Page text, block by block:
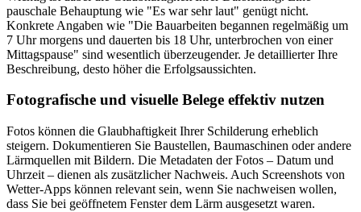
pauschale Behauptung wie "Es war sehr laut" genügt nicht.
Konkrete Angaben wie "Die Bauarbeiten begannen regelmäßig um
7 Uhr morgens und dauerten bis 18 Uhr, unterbrochen von einer
Mittagspause" sind wesentlich überzeugender. Je detaillierter Ihre
Beschreibung, desto höher die Erfolgsaussichten.
Fotografische und visuelle Belege effektiv nutzen
Fotos können die Glaubhaftigkeit Ihrer Schilderung erheblich
steigern. Dokumentieren Sie Baustellen, Baumaschinen oder andere
Lärmquellen mit Bildern. Die Metadaten der Fotos – Datum und
Uhrzeit – dienen als zusätzlicher Nachweis. Auch Screenshots von
Wetter-Apps können relevant sein, wenn Sie nachweisen wollen,
dass Sie bei geöffnetem Fenster dem Lärm ausgesetzt waren.